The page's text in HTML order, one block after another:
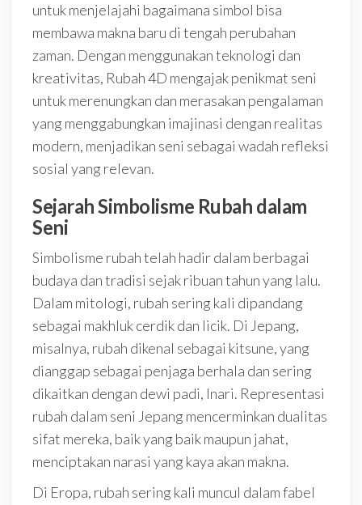
untuk menjelajahi bagaimana simbol bisa
membawa makna baru di tengah perubahan
zaman. Dengan menggunakan teknologi dan
kreativitas, Rubah 4D mengajak penikmat seni
untuk merenungkan dan merasakan pengalaman
yang menggabungkan imajinasi dengan realitas
modern, menjadikan seni sebagai wadah refleksi
sosial yang relevan.
Sejarah Simbolisme Rubah dalam
Seni
Simbolisme rubah telah hadir dalam berbagai
budaya dan tradisi sejak ribuan tahun yang lalu.
Dalam mitologi, rubah sering kali dipandang
sebagai makhluk cerdik dan licik. Di Jepang,
misalnya, rubah dikenal sebagai kitsune, yang
dianggap sebagai penjaga berhala dan sering
dikaitkan dengan dewi padi, Inari. Representasi
rubah dalam seni Jepang mencerminkan dualitas
sifat mereka, baik yang baik maupun jahat,
menciptakan narasi yang kaya akan makna.
Di Eropa, rubah sering kali muncul dalam fabel